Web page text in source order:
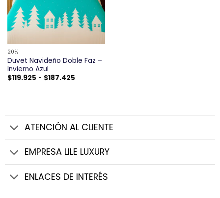
20%
Duvet Navideño Doble Faz –
Invierno Azul
$119.925 - $187.425Rango
$187.425
ATENCIÓN AL CLIENTE
EMPRESA LILE LUXURY
ENLACES DE INTERÉS